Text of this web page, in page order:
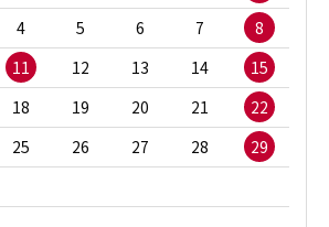
4 5 6 7
8
11 12 13 14
15
18 19 20 21
22
25 26 27 28
29